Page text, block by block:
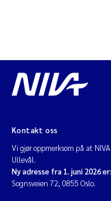
Kontakt oss
Vi gjør oppmerksom på at
Ullevål.
Ny adresse fra 1. juni 2026 er:
Sognsveien 72, 0855 Oslo.